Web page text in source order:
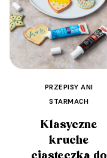
PRZEPISY ANI
STARMACH
Klasyczne
kruche